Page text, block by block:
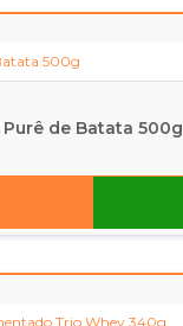
Purê de Batata 500g